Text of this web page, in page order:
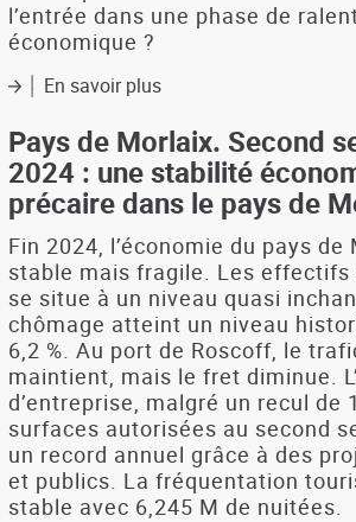
l’entrée dans une phase de
économique ?
En savoir plussur
Paimpol
Agglomération.
Second
semestre
:
l’économie
locale
à
l’épreuve
des
incertitudes
Pays de Morlaix. Second
2024 : une stabilité
précaire dans le pays de
Fin 2024, l’économie du pays
stable mais fragile. Les effectifs
se situe à un niveau quasi
chômage atteint un niveau
6,2 %. Au port de Roscoff, le
maintient, mais le fret diminue.
d’entreprise, malgré un recul de
surfaces autorisées au second
un record annuel grâce à des
et publics. La fréquentation
stable avec 6,245 M de nuitées.